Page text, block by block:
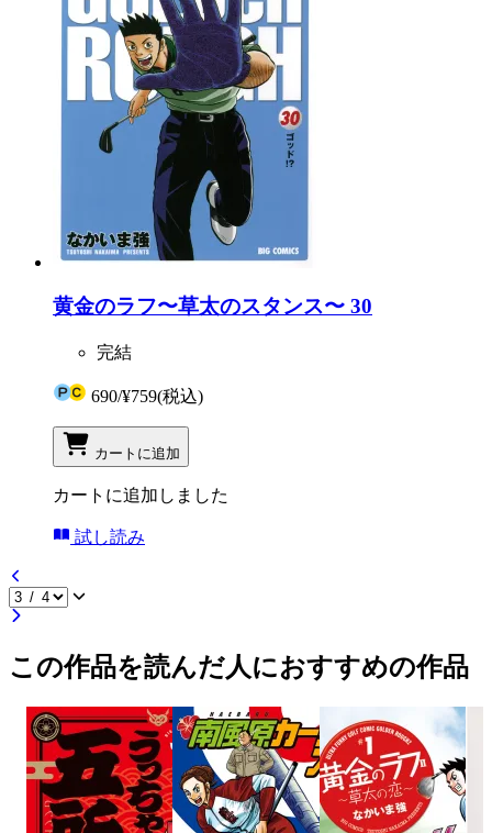
黄金のラフ〜草太のスタンス〜 30
完結
690/¥759(税込)
カートに追加
カートに追加しました
試し読み
この作品を読んだ人におすすめの作品